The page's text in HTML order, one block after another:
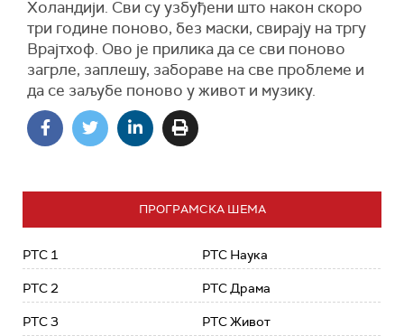
Холандији. Сви су узбуђени што након скоро
три године поново, без маски, свирају на тргу
Врајтхоф. Ово је прилика да се сви поново
загрле, заплешу, забораве на све проблеме и
да се заљубе поново у живот и музику.
ПРОГРАМСКА ШЕМА
РТС 1
РТС 2
РТС 3
РТС Наука
РТС Драма
РТС Живот